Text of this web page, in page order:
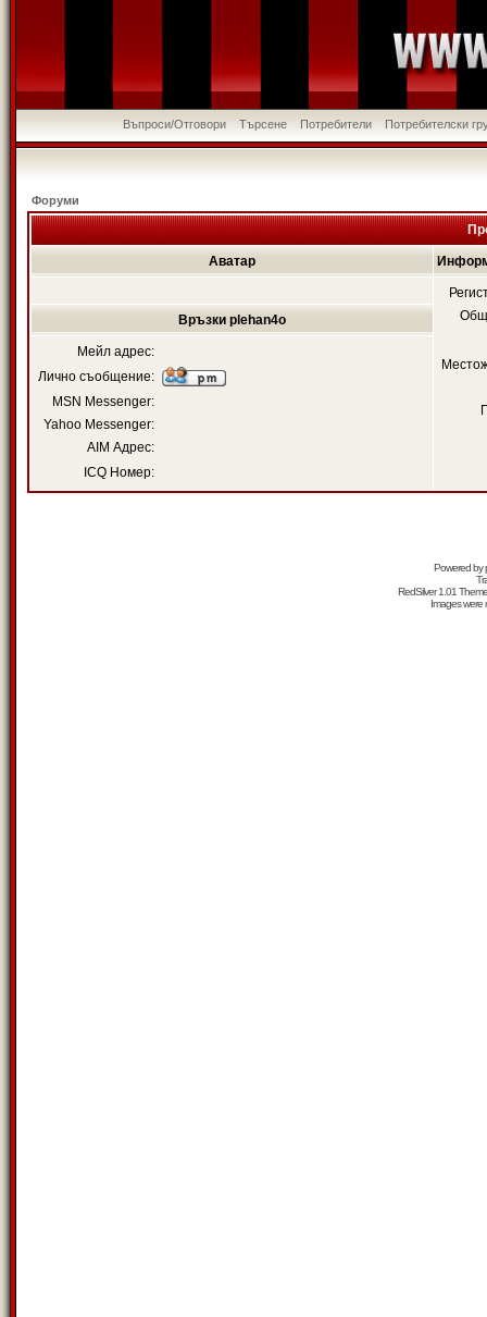
Въпроси/Отговори Търсене Потребители Потребителски
Форуми
Аватар
Връзки plehan4o
Мейл адрес:
Лично съобщение:
MSN Messenger:
Yahoo Messenger:
AIM Адрес:
ICQ Номер:
Powered by
RedSilver 1.01
Images were